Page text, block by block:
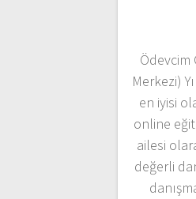
Ödevcim
Merkezi)
en iyisi
online
ailesi
değerli